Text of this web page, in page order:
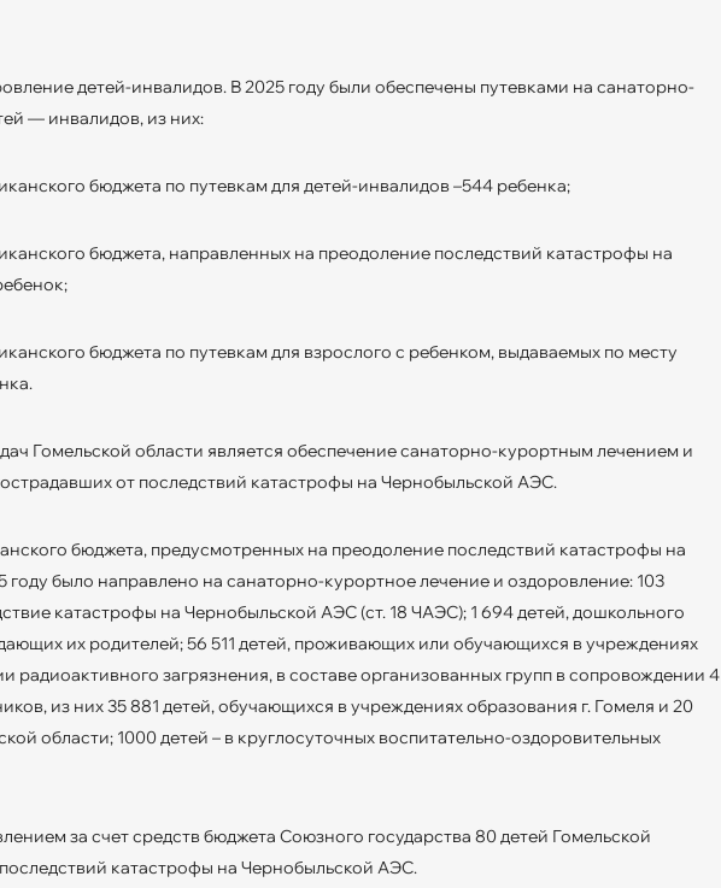
детей-инвалидов. В 2025 году были обеспечены путевками на санаторно-
— инвалидов, из них:
бюджета по путевкам для детей-инвалидов –544 ребенка;
бюджета, направленных на преодоление последствий катастрофы на
бюджета по путевкам для взрослого с ребенком, выдаваемых по месту
Гомельской области является обеспечение санаторно-курортным лечением и
от последствий катастрофы на Чернобыльской АЭС.
бюджета, предусмотренных на преодоление последствий катастрофы на
было направлено на санаторно-курортное лечение и оздоровление: 103
катастрофы на Чернобыльской АЭС (ст. 18 ЧАЭС); 1 694 детей, дошкольного
их родителей; 56 511 детей, проживающих или обучающихся в учреждениях
радиоактивного загрязнения, в составе организованных групп в сопровождении 4
из них 35 881 детей, обучающихся в учреждениях образования г. Гомеля и 20
области; 1000 детей – в круглосуточных воспитательно-оздоровительных
за счет средств бюджета Союзного государства 80 детей Гомельской
катастрофы на Чернобыльской АЭС.